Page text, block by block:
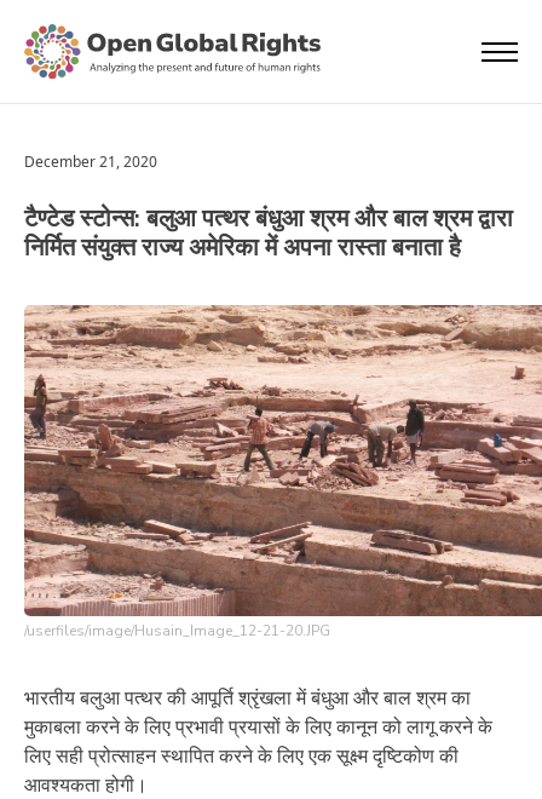
December 21, 2020
टैण्टेड स्टोन्स: बलुआ पत्थर बंधुआ श्रम और बाल श्रम द्वारा
निर्मित संयुक्त राज्य अमेरिका में अपना रास्ता बनाता है
/userfiles/image/Husain_Image_12-21-20.JPG
भारतीय बलुआ पत्थर की आपूर्ति श्रृंखला में बंधुआ और बाल श्रम का
मुकाबला करने के लिए प्रभावी प्रयासों के लिए कानून को लागू करने के
लिए सही प्रोत्साहन स्थापित करने के लिए एक सूक्ष्म दृष्टिकोण की
आवश्यकता होगी।